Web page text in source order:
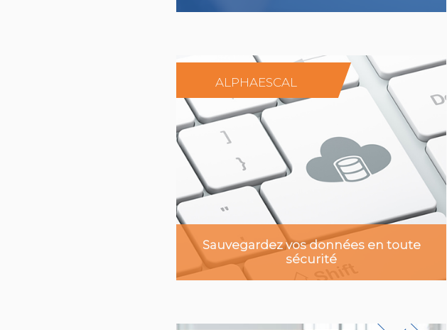
En savoir plus
ALPHAESCAL
Sauvegardez vos données en toute
sécurité